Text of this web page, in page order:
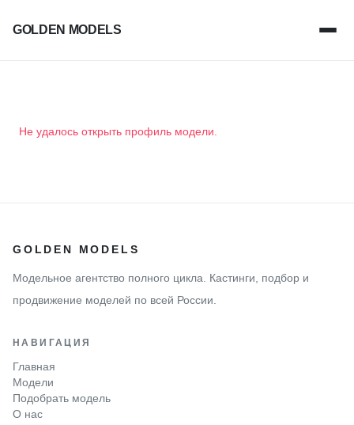
GOLDEN MODELS
Не удалось открыть профиль модели.
GOLDEN MODELS
Модельное агентство полного цикла. Кастинги, подбор и
продвижение моделей по всей России.
НАВИГАЦИЯ
Главная
Модели
Подобрать модель
О нас